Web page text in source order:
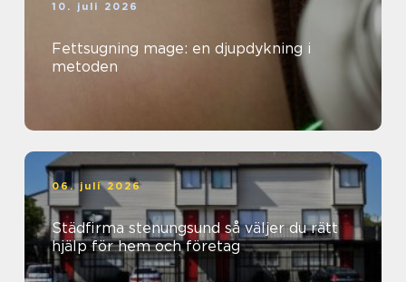
10. juli 2026
Fettsugning mage: en djupdykning i
metoden
06. juli 2026
Städfirma stenungsund så väljer du rätt
hjälp för hem och företag